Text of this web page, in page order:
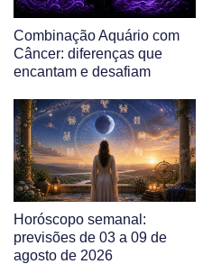
Combinação Aquário com
Câncer: diferenças que
encantam e desafiam
Horóscopo semanal:
previsões de 03 a 09 de
agosto de 2026